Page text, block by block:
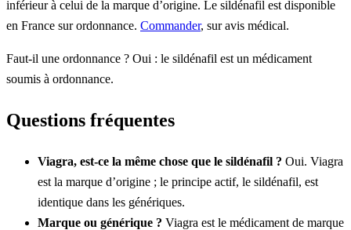
inférieur à celui de la marque d’origine. Le sildénafil est disponible
en France sur ordonnance. Commander, sur avis médical.
Faut-il une ordonnance ? Oui : le sildénafil est un médicament
soumis à ordonnance.
Questions fréquentes
Viagra, est-ce la même chose que le sildénafil ? Oui. Viagra
est la marque d’origine ; le principe actif, le sildénafil, est
identique dans les génériques.
Marque ou générique ? Viagra est le médicament de marque